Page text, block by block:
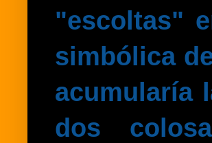
"escoltas"
simbólica
acumularía
dos